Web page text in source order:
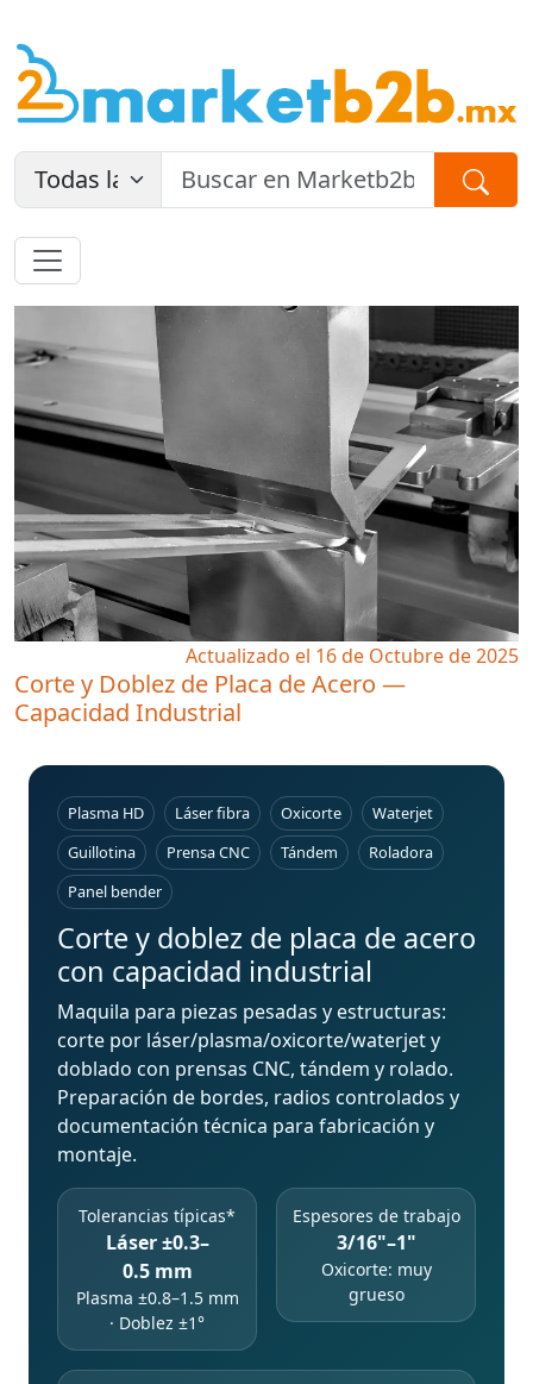
Actualizado el 16 de Octubre de 2025
Corte y Doblez de Placa de Acero —
Capacidad Industrial
Plasma HD Láser fibra Oxicorte
Waterjet
Guillotina
Prensa CNC Tándem
Roladora
Panel bender
Corte y doblez de placa de acero
con capacidad industrial
Maquila para piezas pesadas y estructuras:
corte por láser/plasma/oxicorte/waterjet y
doblado con prensas CNC, tándem y rolado.
Preparación de bordes, radios controlados y
documentación técnica para fabricación y
montaje.
Tolerancias típicas*
Láser ±0.3–
0.5 mm
Plasma ±0.8–1.5 mm
· Doblez ±1°
Espesores de trabajo
3/16"–1"
Oxicorte: muy
grueso